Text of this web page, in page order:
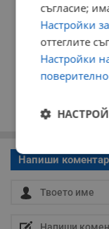
Напиши
съгласие;
Настройки
оттеглите
Настройки